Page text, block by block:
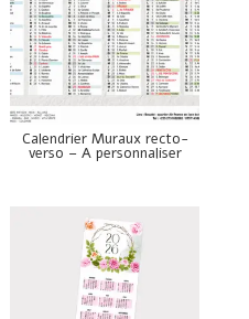
Calendrier Muraux recto-
verso – A personnaliser